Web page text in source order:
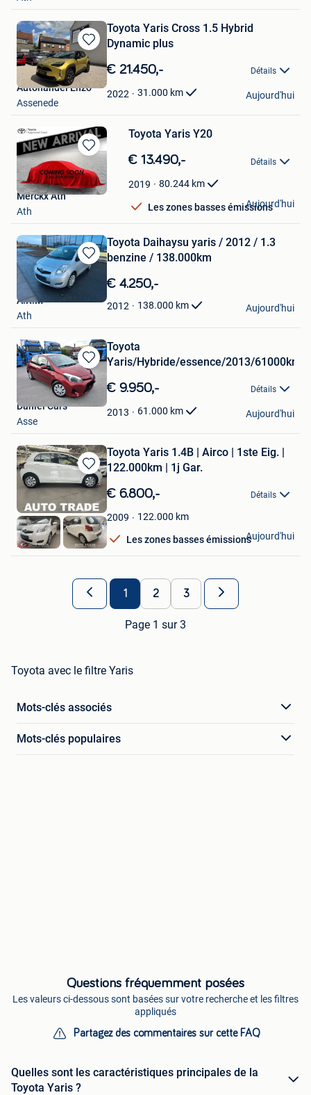
Sauvegarder
dans
Mes
Favoris
Toyota Yaris Cross 1.5 Hybrid
Dynamic plus
€ 21.450,- Détails
2022 31.000 km
Autohandel Enzo
Assenede
Aujourd'hui
Sauvegarder
dans
Mes
Favoris
Toyota Yaris Y20
€ 13.490,- Détails
2019 80.244 km
Les zones basses émissions
Merckx Ath
Ath
Aujourd'hui
Sauvegarder
dans
Favoris
Toyota Daihaysu yaris / 2012 / 1.3
benzine / 138.000km
€ 4.250,-
2012 138.000 km
A.R.M
Ath
Aujourd'hui
Sauvegarder
dans
Mes
Favoris
Toyota
Yaris/Hybride/essence/2013/61000km
€ 9.950,- Détails
2013 61.000 km
Daniel Cars
Asse
Aujourd'hui
Sauvegarder
dans
Mes
Favoris
Toyota Yaris 1.4B | Airco | 1ste Eig. |
122.000km | 1j Gar.
€ 6.800,- Détails
2009 122.000 km
Les zones basses émissions
Autotrade
Hasselt
Aujourd'hui
1 2 3
Page 1 sur 3
Toyota avec le filtre Yaris
Mots-clés associés
Mots-clés populaires
Questions fréquemment posées
Les valeurs ci-dessous sont basées sur votre recherche et les filtres
appliqués
Partagez des commentaires sur cette FAQ
Quelles sont les caractéristiques principales de la
Toyota Yaris ?